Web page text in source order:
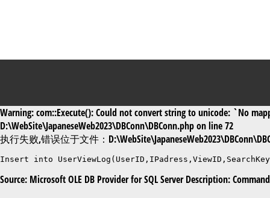
Warning: com::Execute(): Could not convert string to unicode: `No
D:\WebSite\JapaneseWeb2023\DBConn\DBConn.php on line 72
执行失败,错误位于文件：
Insert into
Source: Microsoft OLE DB Provider for SQL Server Description: